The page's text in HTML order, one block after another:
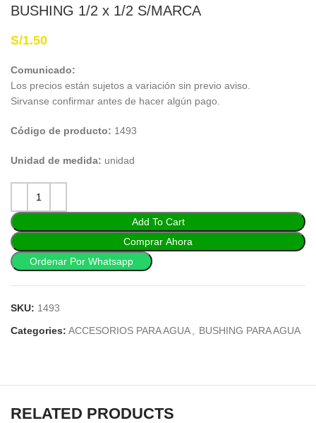
BUSHING 1/2 x 1/2 S/MARCA
S/1.50
Comunicado:
Los precios están sujetos a variación sin previo aviso.
Sirvanse confirmar antes de hacer algún pago.
Código de producto: 1493
Unidad de medida: unidad
Add To Cart
Comprar Ahora
Ordenar Por Whatsapp
SKU: 1493
Categories: ACCESORIOS PARA AGUA BUSHING PARA AGUA
RELATED PRODUCTS